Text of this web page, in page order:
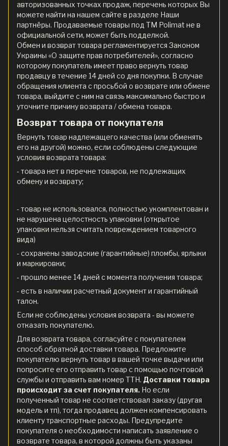
авторизованных точках продаж, перечень которых Вы
можете найти на нашем сайте в разделе Наши
партнёры. Продаваемые товары под ТМ Polimat не в
официальной сети, может быть подделкой.
Обмен и возврат товара регламентируется Законом
Украины «О защите прав потребителей», согласно
которому покупатель имеет право вернуть товар
продавцу в течение 14 дней со дня покупки. В случае
обращения клиента с просьбой о возврате или обмене
товара, выйдите с ним на связь максимально быстро и
уточните причину возврата / обмена товара.
Возврат товара от покупателя
Вернуть товар надлежащего качества (или обменять
его на другой) можно, если соблюдены следующие
условия возврата товара:
- товара нет в перечне товаров, не подлежащих
обмену и возврату;
- товар не использовался, полностью укомплектован и
не нарушена целостность упаковки (открытое
упаковки нельзя считать повреждением товарного
вида)
- сохранены заводские (гарантийные) пломбы, ярлыки
и маркировки;
- прошло менее 14 дней с момента получения товара;
- есть в наличии расчетный документ и гарантийный
талон.
Если не соблюдены условия возврата - вы можете
отказать покупателю.
Для возврата товара, согласуйте с покупателем
способ обратной доставки товара. Предложите
покупателю вернуть товар в вашей точке выдачи или
попросите его отправить товар с помощью почтовой
службы и отправить вам номер ТТН. Доставки товара
происходит за счет покупателя. Но если
полученный товар не соответствовал заказу (другая
модель и тп), тогда продавец должен компенсировать
клиенту транспортные расходы. Предупредите
покупателя о необходимости написать заявление о
возврате товара, в которой должны быть указаны